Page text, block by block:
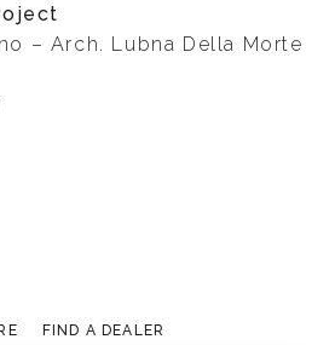
– Arch. Lubna Della Morte
FIND A DEALER